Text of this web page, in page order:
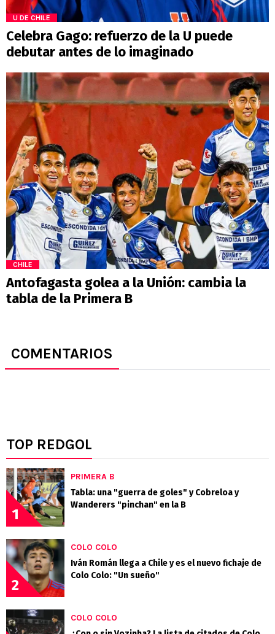
U DE CHILE
Celebra Gago: refuerzo de la U puede
debutar antes de lo imaginado
CHILE
Antofagasta golea a la Unión: cambia la
tabla de la Primera B
COMENTARIOS
TOP REDGOL
1
PRIMERA B
Tabla: una "guerra de goles" y Cobreloa y
Wanderers "pinchan" en la B
2
COLO COLO
Iván Román llega a Chile y es el nuevo fichaje de
Colo Colo: "Un sueño"
COLO COLO